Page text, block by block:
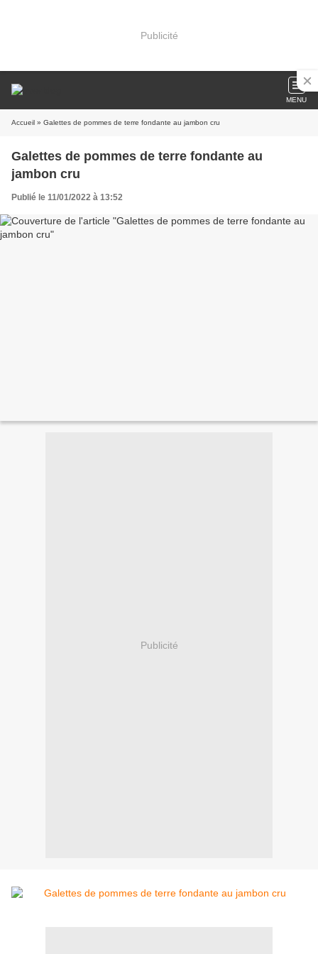
Publicité
MENU
Accueil » Galettes de pommes de terre fondante au jambon cru
Galettes de pommes de terre fondante au
jambon cru
Publié le 11/01/2022 à 13:52
Publicité